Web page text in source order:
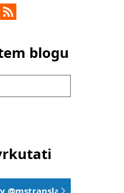
blogu
@mstranslator